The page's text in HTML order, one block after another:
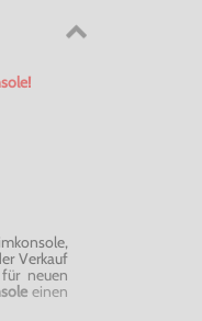
Verkauf
neuen
einen